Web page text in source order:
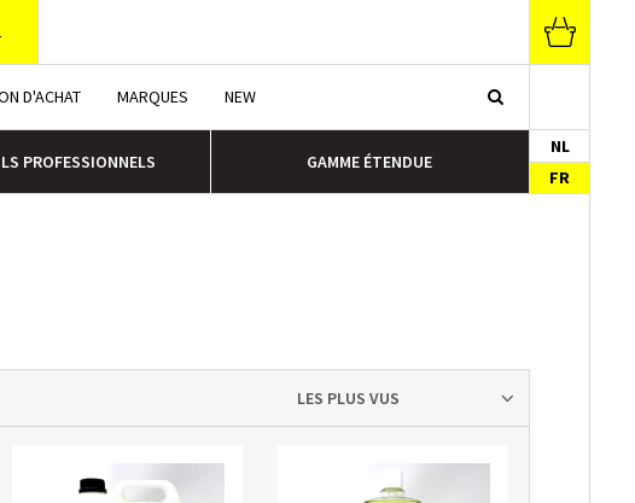
D'ACHAT MARQUES NEW
PROFESSIONNELS GAMME ÉTENDUE
NL
FR
LES PLUS VUS